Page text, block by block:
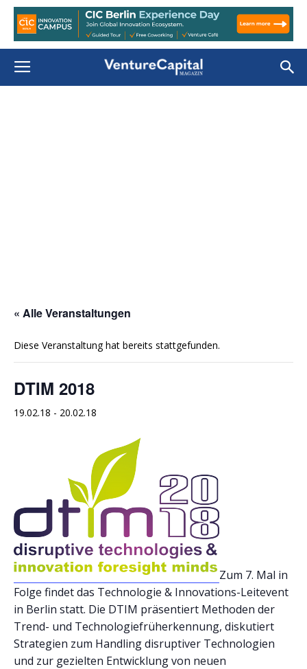
« Alle Veranstaltungen
Diese Veranstaltung hat bereits stattgefunden.
DTIM 2018
19.02.18 - 20.02.18
Zum 7. Mal in
Folge findet das Technologie & Innovations-Leitevent
in Berlin statt. Die DTIM präsentiert Methoden der
Trend- und Technologiefrüherkennung, diskutiert
Strategien zum Handling disruptiver Technologien
und zur gezielten Entwicklung von neuen